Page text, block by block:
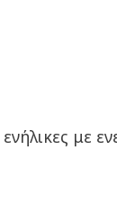
με